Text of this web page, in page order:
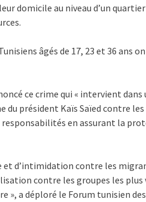
domicile au niveau d’un
âgés de 17, 23 et 36 ans
ce crime qui « intervient
du président Kaïs Saïed contre
responsabilités en assurant la
et d’intimidation contre les
contre les groupes les
», a déploré le Forum tunisien